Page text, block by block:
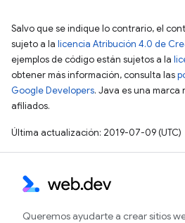
Salvo que se indique lo contrario, el
sujeto a la licencia Atribución 4.0 de
ejemplos de código están sujetos a la
obtener más información, consulta las
Google Developers. Java es una
afiliados.
Última actualización: 2019-07-09 (UTC)
Queremos ayudarte a crear sitios